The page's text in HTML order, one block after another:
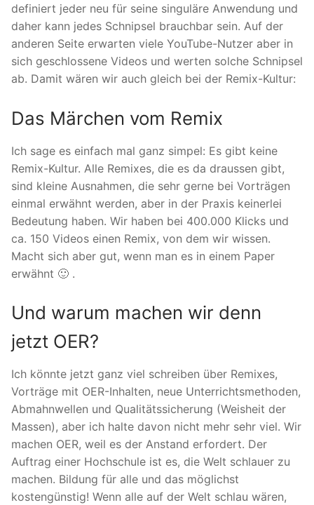
definiert jeder neu für seine singuläre Anwendung und
daher kann jedes Schnipsel brauchbar sein. Auf der
anderen Seite erwarten viele YouTube-Nutzer aber in
sich geschlossene Videos und werten solche Schnipsel
ab. Damit wären wir auch gleich bei der Remix-Kultur:
Das Märchen vom Remix
Ich sage es einfach mal ganz simpel: Es gibt keine
Remix-Kultur. Alle Remixes, die es da draussen gibt,
sind kleine Ausnahmen, die sehr gerne bei Vorträgen
einmal erwähnt werden, aber in der Praxis keinerlei
Bedeutung haben. Wir haben bei 400.000 Klicks und
ca. 150 Videos einen Remix, von dem wir wissen.
Macht sich aber gut, wenn man es in einem Paper
erwähnt 🙂 .
Und warum machen wir denn
jetzt OER?
Ich könnte jetzt ganz viel schreiben über Remixes,
Vorträge mit OER-Inhalten, neue Unterrichtsmethoden,
Abmahnwellen und Qualitätssicherung (Weisheit der
Massen), aber ich halte davon nicht mehr sehr viel. Wir
machen OER, weil es der Anstand erfordert. Der
Auftrag einer Hochschule ist es, die Welt schlauer zu
machen. Bildung für alle und das möglichst
kostengünstig! Wenn alle auf der Welt schlau wären,